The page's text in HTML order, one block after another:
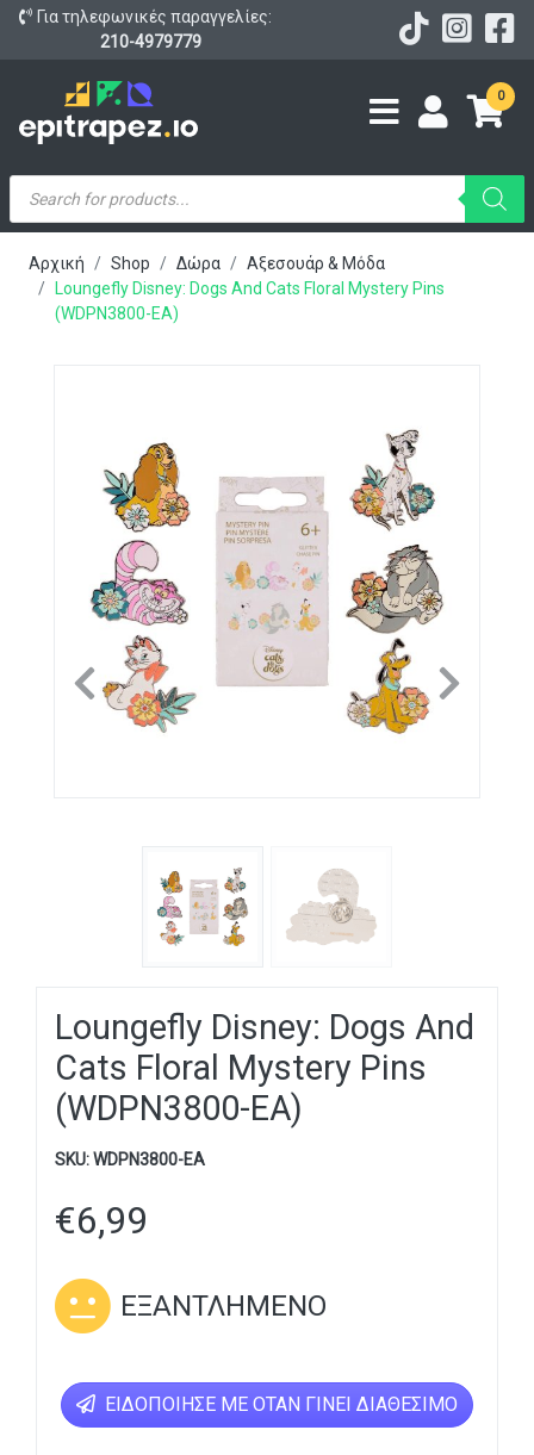
Για τηλεφωνικές παραγγελίες:
210-4979779
0
Products
search
Αρχική Shop Δώρα
Αξεσουάρ & Μόδα
Loungefly Disney: Dogs And Cats Floral Mystery Pins
(WDPN3800-EA)
Previous Next
Loungefly Disney: Dogs And
Cats Floral Mystery Pins
(WDPN3800-EA)
SKU:WDPN3800-EA
€6,99
ΕΞΑΝΤΛΗΜΈΝΟ
ΕΙΔΟΠΟΊΗΣΕ ΜΕ ΌΤΑΝ ΓΊΝΕΙ ΔΙΑΘΈΣΙΜΟ